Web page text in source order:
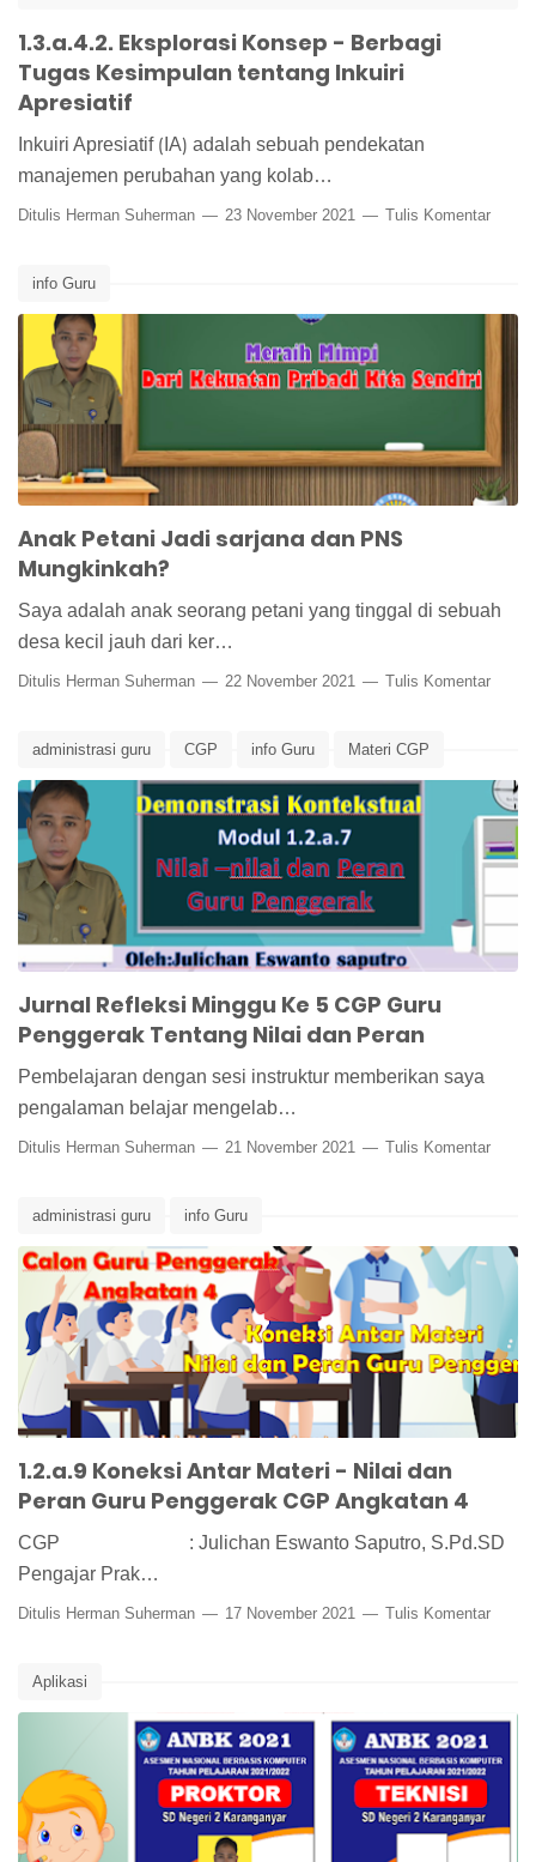
1.3.a.4.2. Eksplorasi Konsep - Berbagi
Tugas Kesimpulan tentang Inkuiri
Apresiatif
Inkuiri Apresiatif ⟮IA⟯ adalah sebuah pendekatan
manajemen perubahan yang kolab…
Ditulis Herman Suherman 23 November 2021 Tulis Komentar
info Guru
Anak Petani Jadi sarjana dan PNS
Mungkinkah?
Saya adalah anak seorang petani yang tinggal di sebuah
desa kecil jauh dari ker…
Ditulis Herman Suherman 22 November 2021 Tulis Komentar
administrasi guru CGP info Guru Materi CGP
Jurnal Refleksi Minggu Ke 5 CGP Guru
Penggerak Tentang Nilai dan Peran
Pembelajaran dengan sesi instruktur memberikan saya
pengalaman belajar mengelab…
Ditulis Herman Suherman 21 November 2021 Tulis Komentar
administrasi guru info Guru
1.2.a.9 Koneksi Antar Materi - Nilai dan
Peran Guru Penggerak CGP Angkatan 4
CGP : Julichan Eswanto Saputro, S.Pd.SD
Pengajar Prak…
Ditulis Herman Suherman 17 November 2021 Tulis Komentar
Aplikasi